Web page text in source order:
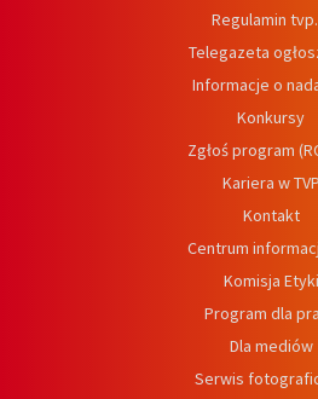
Regulamin
Telegazeta
Informacje o
Konkursy
Zgłoś program
Kariera w TVP
Kontakt
Centrum
Komisja Etyki
Program dla
Dla mediów
Serwis